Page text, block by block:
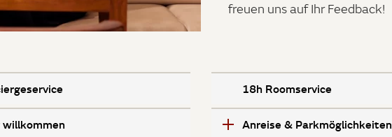
freuen uns auf Ihr Feedback!
willkommen
18h Roomservice
Anreise & Parkmöglichkeiten